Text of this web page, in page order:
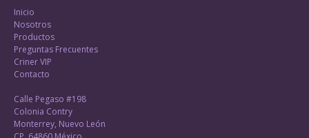
Inicio
Nosotros
Productos
Preguntas Frecuentes
Criner VIP
Contacto
Calle Pegaso #198
Colonia Contry
Monterrey, Nuevo León